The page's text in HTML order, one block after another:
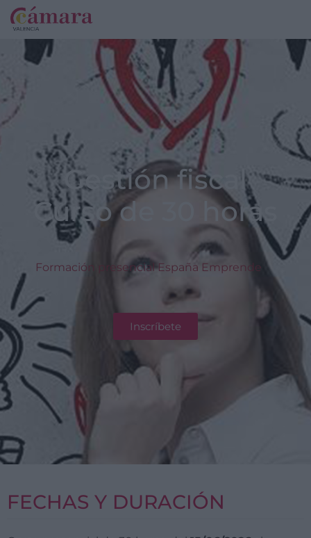
Gestión fiscal
Curso de 30 horas
Formación presencial España Emprende
Inscríbete
FECHAS Y DURACIÓN